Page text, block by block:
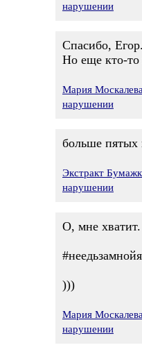
нарушении
Спасибо, Егор.
Но еще кто-
Мария Москалева
нарушении
больше пятых
Экстракт
нарушении
О, мне хватит.
)))
Мария Москалева
нарушении